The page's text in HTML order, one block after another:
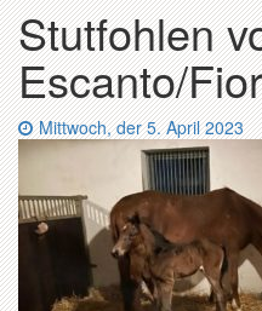
Stutfohlen
Escanto/
Datum:
Mittwoch, der 5. April 2023